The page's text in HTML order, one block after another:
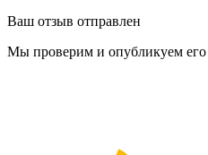
Ваш отзыв отправлен
Мы проверим и опубликуем